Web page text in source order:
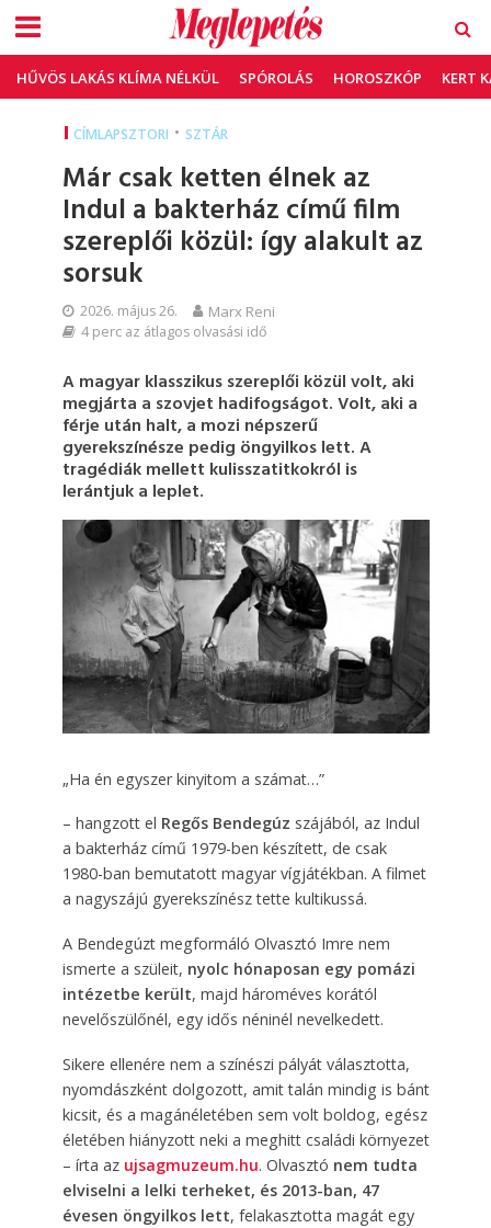
HŰVÖS LAKÁS KLÍMA NÉLKÜL SPÓROLÁS HOROSZKÓP KERT
CÍMLAPSZTORI • SZTÁR
Már csak ketten élnek az
Indul a bakterház című film
szereplői közül: így alakult az
sorsuk
2026. május 26. Marx Reni
4 perc az átlagos olvasási idő
A magyar klasszikus szereplői közül volt, aki
megjárta a szovjet hadifogságot. Volt, aki a
férje után halt, a mozi népszerű
gyerekszínésze pedig öngyilkos lett. A
tragédiák mellett kulisszatitkokról is
lerántjuk a leplet.
„Ha én egyszer kinyitom a számat…”
– hangzott el Regős Bendegúz szájából, az Indul
a bakterház című 1979-ben készített, de csak
1980-ban bemutatott magyar vígjátékban. A filmet
a nagyszájú gyerekszínész tette kultikussá.
A Bendegúzt megformáló Olvasztó Imre nem
ismerte a szüleit, nyolc hónaposan egy pomázi
intézetbe került, majd hároméves korától
nevelőszülőnél, egy idős néninél nevelkedett.
Sikere ellenére nem a színészi pályát választotta,
nyomdászként dolgozott, amit talán mindig is bánt
kicsit, és a magánéletében sem volt boldog, egész
életében hiányzott neki a meghitt családi környezet
– írta az ujsagmuzeum.hu. Olvasztó nem tudta
elviselni a lelki terheket, és 2013-ban, 47
évesen öngyilkos lett, felakasztotta magát egy